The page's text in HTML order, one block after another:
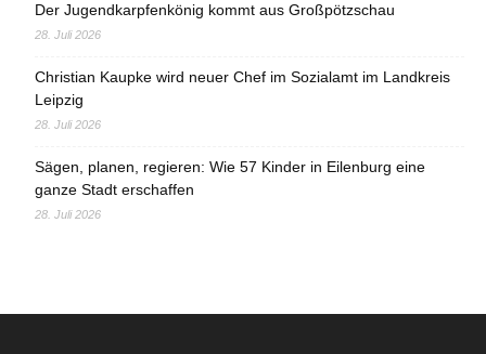
Der Jugendkarpfenkönig kommt aus Großpötzschau
28. Juli 2026
Christian Kaupke wird neuer Chef im Sozialamt im Landkreis
Leipzig
28. Juli 2026
Sägen, planen, regieren: Wie 57 Kinder in Eilenburg eine
ganze Stadt erschaffen
28. Juli 2026